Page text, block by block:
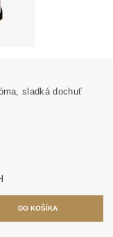
sladká dochuť